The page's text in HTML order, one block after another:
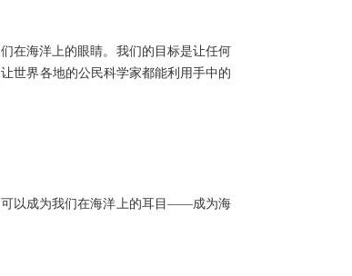
在海洋上的眼睛。我们的目标是让任何
世界各地的公民科学家都能利用手中的
可以成为我们在海洋上的耳目——成为海